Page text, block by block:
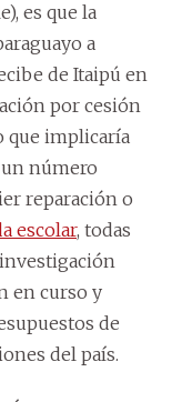
es que la
a
de Itaipú en
por cesión
que implicaría
número
reparación o
escolar, todas
en curso y
de
del país.